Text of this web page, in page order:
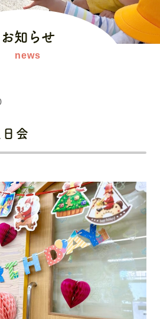
資料ダウンロード
でのお問い合わせ
34-1919
お知らせ
会